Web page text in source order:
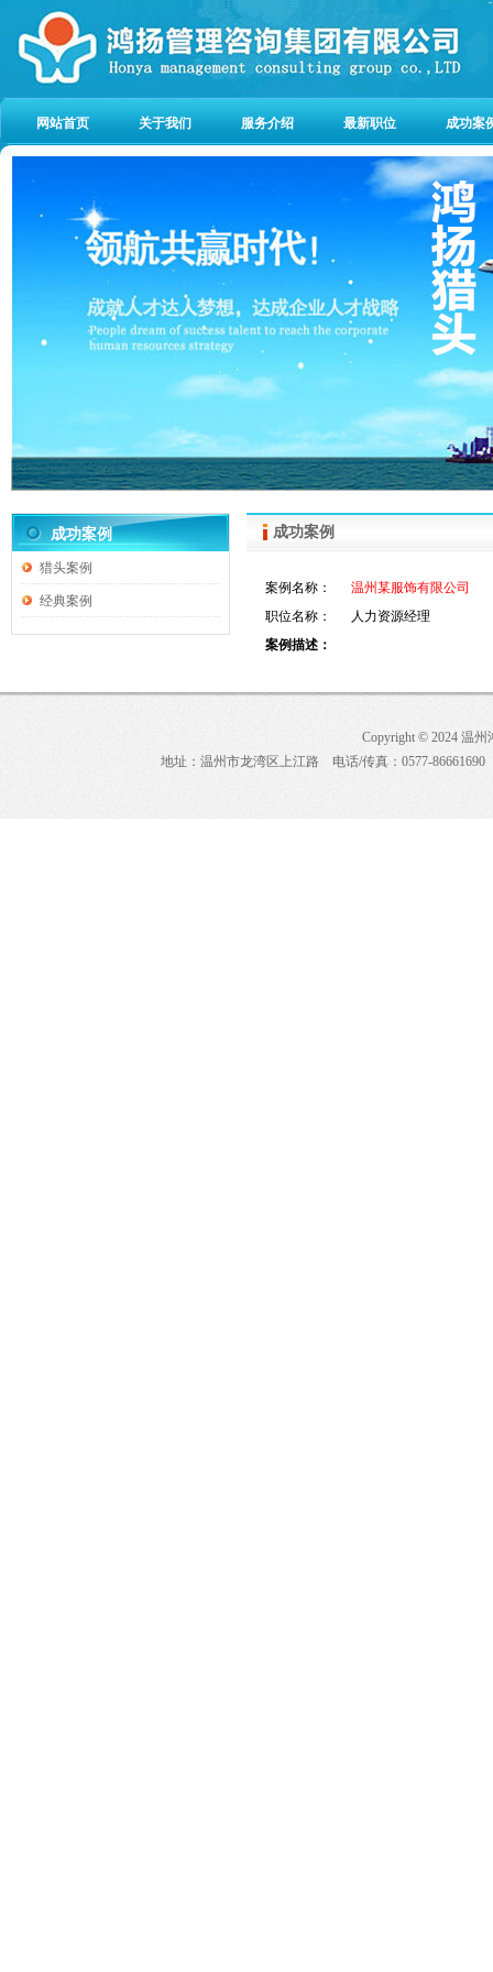
网站首页 关于我们 服务介绍 最新职位 成功案
成功案例
猎头案例
经典案例
成功案例
案例名称：
温州某服饰有限公司
职位名称：
人力资源经理
案例描述：
Copyright © 2024 温州
地址：温州市龙湾区上江路 电话/传真：0577-